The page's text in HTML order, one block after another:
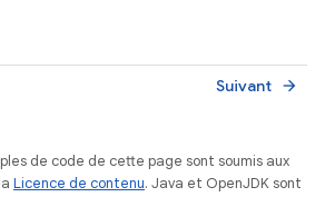
Suivant arrow_forward
de code de cette page sont soumis aux
Licence de contenu. Java et OpenJDK sont